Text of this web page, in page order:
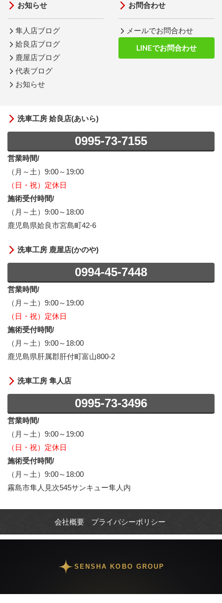
お知らせ
隼人店ブログ
姶良店ブログ
鹿屋店ブログ
代表ブログ
お知らせ
お問合わせ
メールでお問合わせ
LINEでお問合わせ
洗車工房 姶良店(あいら)
0995-73-7155
営業時間/
（月～土）9:00～19:00
（日・祝）定休日
施術受付時間/
（月～土）9:00～18:00
鹿児島県姶良市宮島町42-6
洗車工房 鹿屋店(かのや)
0994-45-7448
営業時間/
（月～土）9:00～19:00
（日・祝）定休日
施術受付時間/
（月～土）9:00～18:00
鹿児島県肝属郡肝付町富山800-2
洗車工房 隼人店
0995-73-3496
営業時間/
（月～土）9:00～19:00
（日・祝）定休日
施術受付時間/
（月～土）9:00～18:00
霧島市隼人見次545サンキュー隼人内
会社概要 プライバシーポリシー
SENSHA KOBO GROUP